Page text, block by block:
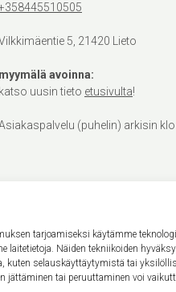
tarjoamiseksi käytämme
laitetietoja. Näiden tekniikoiden
kuten selauskäyttäytymistä tai
jättäminen tai peruuttaminen voi
5, 21420 Lieto
myymälä avoinna:
katso uusin tieto etusivulta!
(puhelin) arkisin klo